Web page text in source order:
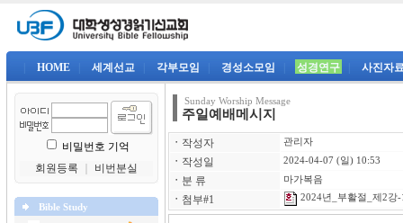
HOME 세계선교 각부모임 경성소모임 성경연구 사진자
비밀번호 기억
회원등록
비번분실
Bible Study
Sunday Worship Message
주일예배메시지
ㆍ 작성자 관리자
ㆍ 작성일 2024-04-07 (일) 10:53
ㆍ 분 류 마가복음
ㆍ 첨부#1 2024년_부활절_제2강-